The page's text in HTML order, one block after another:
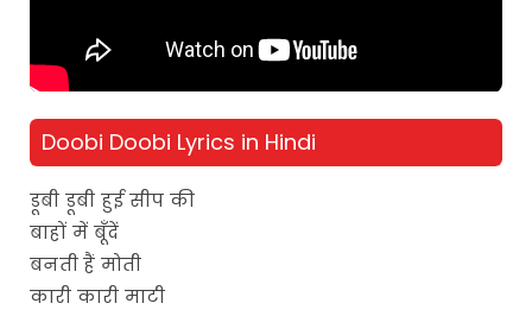
Doobi Doobi Lyrics in Hindi
डूबी डूबी हुई सीप की
बाहों में बूँदें
बनती हैं मोती
कारी कारी माटी